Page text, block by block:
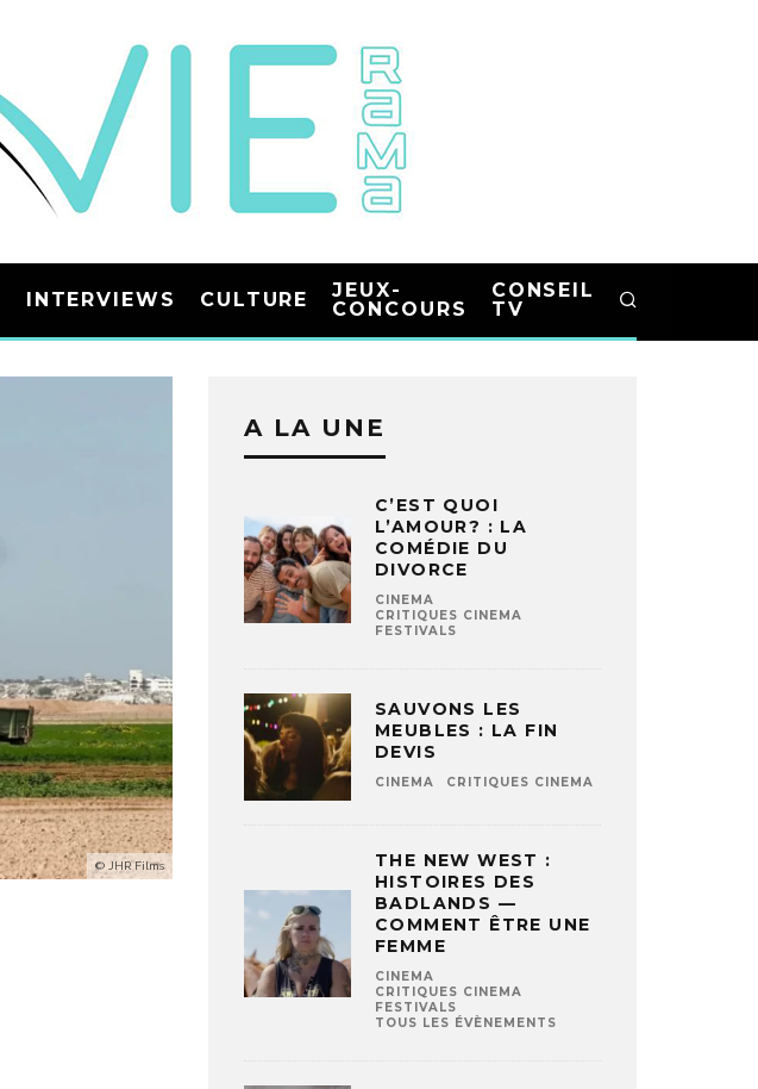
INTERVIEWS CULTURE
JEUX-
CONCOURS
CONSEIL
TV
© JHR Films
A LA UNE
C’EST QUOI
L’AMOUR? : LA
COMÉDIE DU
DIVORCE
CINEMA
CRITIQUES CINEMA
FESTIVALS
SAUVONS LES
MEUBLES : LA FIN
DEVIS
CINEMA CRITIQUES CINEMA
THE NEW WEST :
HISTOIRES DES
BADLANDS —
COMMENT ÊTRE UNE
FEMME
CINEMA
CRITIQUES CINEMA
FESTIVALS
TOUS LES ÉVÈNEMENTS